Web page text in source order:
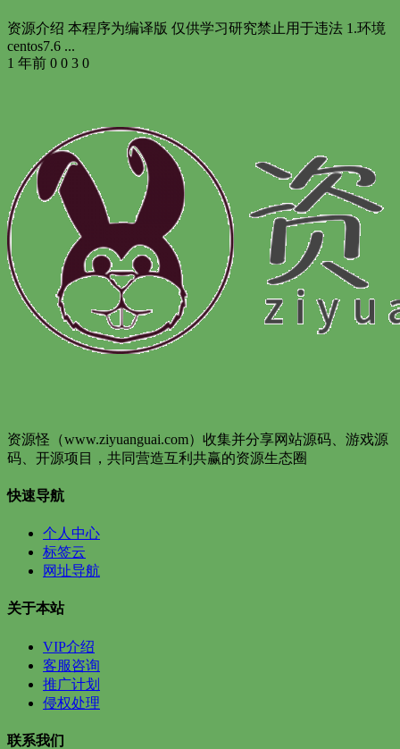
资源介绍 本程序为编译版 仅供学习研究禁止用于违法 1.环境
centos7.6 ...
1 年前 0 0 3 0
资源怪（www.ziyuanguai.com）收集并分享网站源码、游戏源
码、开源项目，共同营造互利共赢的资源生态圈
快速导航
个人中心
标签云
网址导航
关于本站
VIP介绍
客服咨询
推广计划
侵权处理
联系我们